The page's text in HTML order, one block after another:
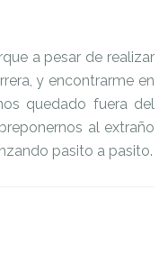
a pesar de realizar
y encontrarme en
quedado fuera del
al extraño
pasito a pasito.